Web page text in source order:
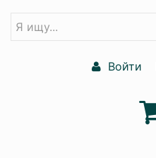
Войти